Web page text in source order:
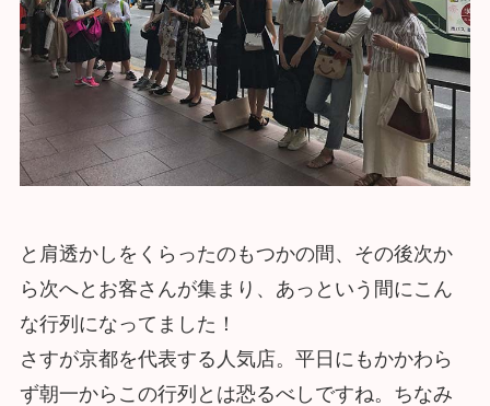
と肩透かしをくらったのもつかの間、その後次か
ら次へとお客さんが集まり、あっという間にこん
な行列になってました！
さすが京都を代表する人気店。平日にもかかわら
ず朝一からこの行列とは恐るべしですね。ちなみ